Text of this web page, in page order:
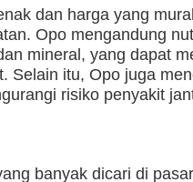
dan harga yang
Opo mengandung
mineral, yang dapat
Selain itu, Opo juga
risiko penyakit
banyak dicari di